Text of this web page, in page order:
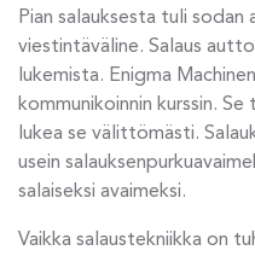
Pian salauksesta tuli
viestintäväline. Salaus
lukemista. Enigma
kommunikoinnin kurssin.
lukea se välittömästi.
usein
salaiseksi avaimeksi.
Vaikka salaustekniikka on